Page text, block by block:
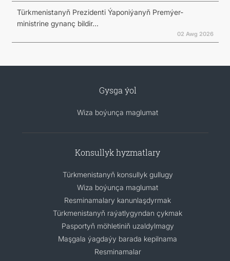
Türkmenistanyň Prezidenti Ýaponiýanyň Premýer-
ministrine gynanç bildir...
02 Awg 2026
Gysga ýol
Wiza boýunça maglumat
Konsullyk hyzmatlary
Türkmenistanyň konsullyk gullugy
Wiza boýunça maglumat
Resminamalary kanunlaşdyrmak
Türkmenistanyň raýatlygyndan çykmak
Pasportyň möhletiniň uzaldylmagy
Maşgala ýagdaýy barada kepilnama
Resminamalar